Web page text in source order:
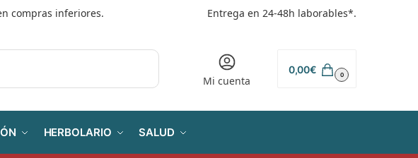
compras inferiores. Entrega en 24-48h laborables*.
Mi cuenta
0,00€ 0
HERBOLARIO SALUD